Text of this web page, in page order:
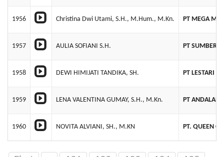
1956 Christina Dwi Utami, S.H., M.Hum., M.Kn. PT MEGA
1957 AULIA SOFIANI S.H. PT SUMBER
1958 DEWI HIMIJATI TANDIKA, SH. PT LESTARI
1959 LENA VALENTINA GUMAY, S.H., M.Kn. PT ANDALAN
1960 NOVITA ALVIANI, SH., M.KN PT. QUEEN